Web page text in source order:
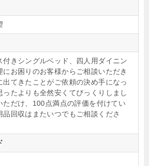
付きシングルベッド、四人用ダイニン
にお困りのお客様からご相談いただき
出てきたことがご依頼の決め手になっ
ったよりも全然安くてびっくりしまし
ただけ、100点満点の評価を付けてい
品回収はまたいつでもご相談くださ